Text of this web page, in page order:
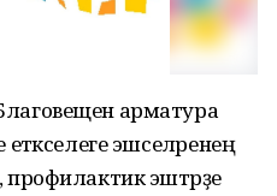
арматура
эшселәренең
профилактик эштәрҙе